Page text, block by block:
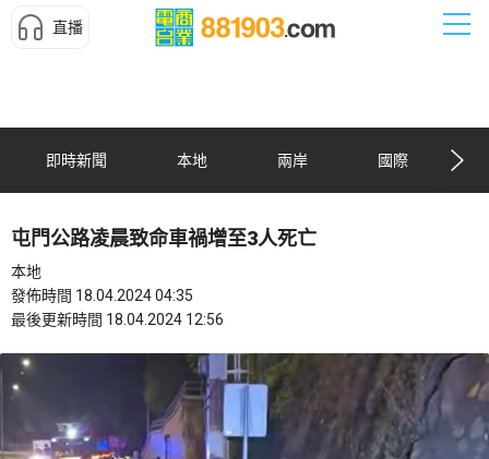
直播
即時新聞 本地 兩岸 國際
屯門公路凌晨致命車禍增至3人死亡
本地
發佈時間 18.04.2024 04:35
最後更新時間 18.04.2024 12:56